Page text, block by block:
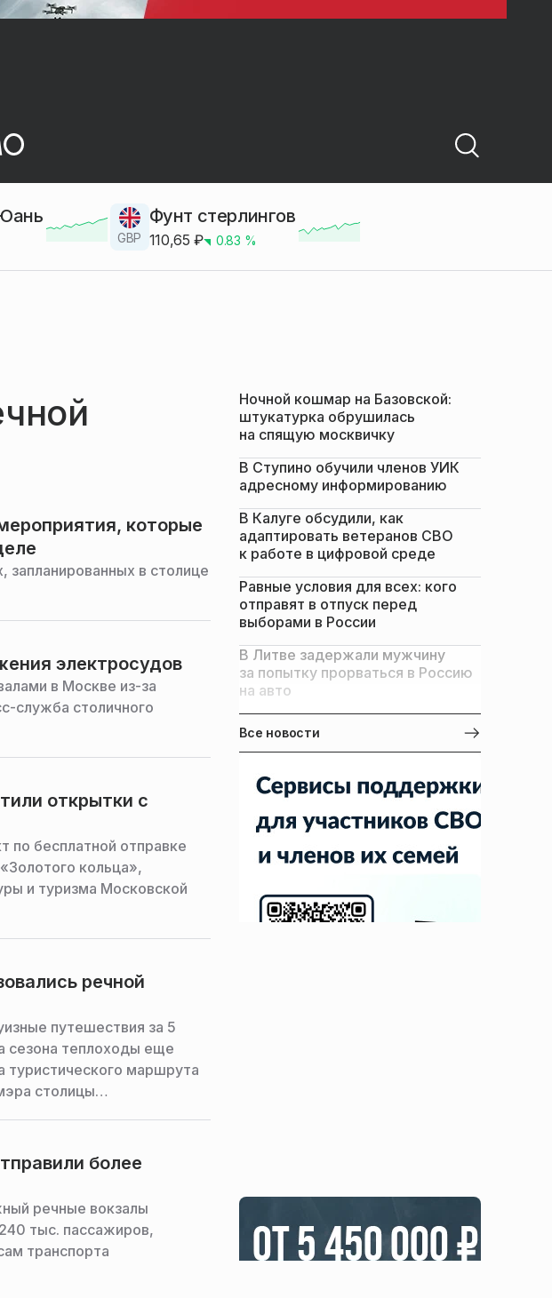
GBP
Фунт стерлингов
110,65 ₽ 0.83 %
которые
в столице
электросудов
в Москве из-за
служба столичного
открытки с
по бесплатной отправке
кольца»,
и туризма Московской
речной
путешествия за 5
сезона теплоходы еще
туристического маршрута
столицы
более
речные вокзалы
тыс. пассажиров,
транспорта
Ночной кошмар на Базовской:
штукатурка обрушилась
на спящую москвичку
В Ступино обучили членов УИК
адресному информированию
В Калуге обсудили, как
адаптировать ветеранов СВО
к работе в цифровой среде
Равные условия для всех: кого
отправят в отпуск перед
выборами в России
В Литве задержали мужчину
за попытку прорваться в Россию
на авто
Все новости